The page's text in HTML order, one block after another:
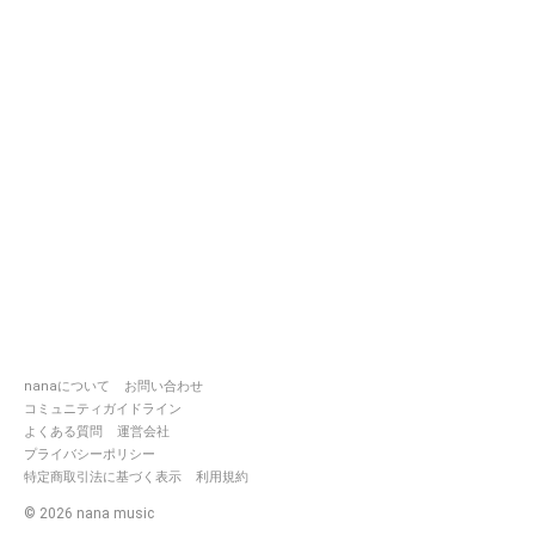
nanaについて
お問い合わせ
コミュニティガイドライン
よくある質問
運営会社
プライバシーポリシー
特定商取引法に基づく表示
利用規約
© 2026 nana music